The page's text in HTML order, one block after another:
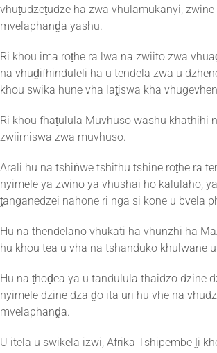
vhuṱudzeṱudze ha zwa vhulamukanyi,
mvelaphanḓa yashu.
Ri khou ima roṱhe ra lwa na zwiito zwa
na vhuḓifhinduleli ha u tendela zwa u
khou swika hune vha laṱiswa kha
Ri khou fhaṱulula Muvhuso washu khathihi
zwiimiswa zwa muvhuso.
Arali hu na tshiṅwe tshithu tshine roṱhe ra
nyimele ya zwino ya vhushai ho kalulaho,
ṱanganedzei nahone ri nga si kone u bvela
Hu na thendelano vhukati ha vhunzhi ha
hu khou tea u vha na tshanduko khulwane
Hu na ṱhoḓea ya u tandulula thaidzo dzine
nyimele dzine dza ḓo ita uri hu vhe na
mvelaphanḓa.
U itela u swikela izwi, Afrika Tshipembe ḽi